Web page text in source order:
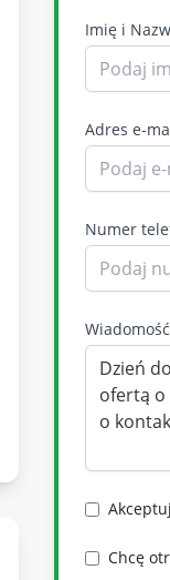
Imię i
Adres e-
Numer
Wiadomość
Chcę